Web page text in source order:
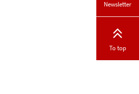
Newsletter
To top